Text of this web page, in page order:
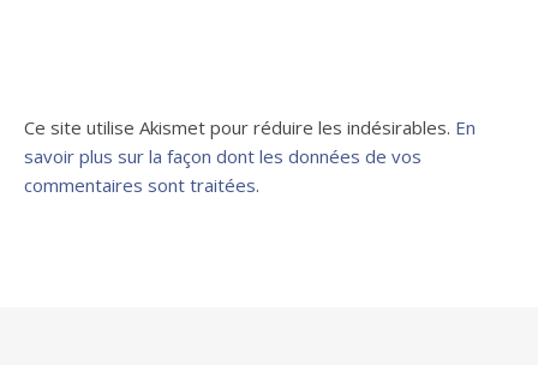
Ce site utilise Akismet pour réduire les indésirables. En
savoir plus sur la façon dont les données de vos
commentaires sont traitées.